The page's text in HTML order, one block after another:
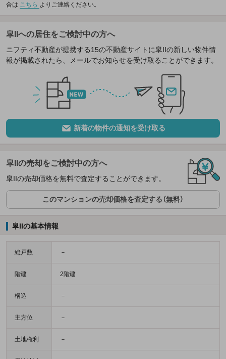
合は こちら よりご連絡ください。
皐IIへの居住をご検討中の方へ
ニフティ不動産が提携する15の不動産サイトに皐IIの新しい物件情
報が掲載されたら、メールでお知らせを受け取ることができます。
新着の物件の通知を受け取る
皐IIの売却をご検討中の方へ
皐IIの売却価格を無料で査定することができます。
このマンションの売却価格を査定する（無料）
皐IIの基本情報
総戸数 －
階建 2階建
構造 －
主方位 －
土地権利 －